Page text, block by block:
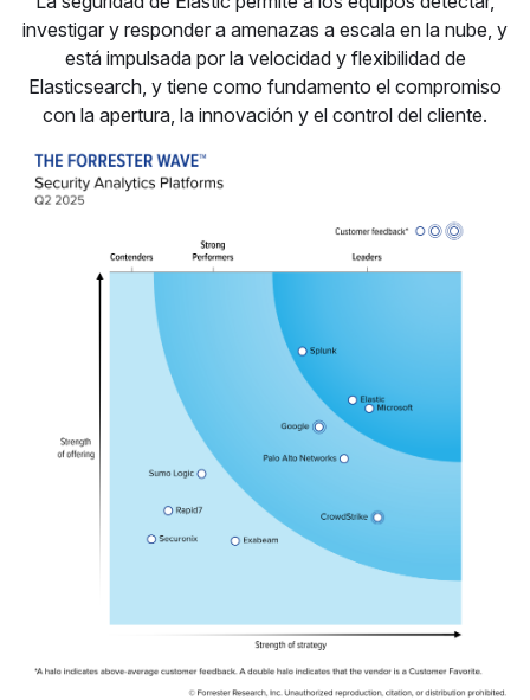
investigar y responder a amenazas a escala en la nube, y
está impulsada por la velocidad y flexibilidad de
Elasticsearch, y tiene como fundamento el compromiso
con la apertura, la innovación y el control del cliente.